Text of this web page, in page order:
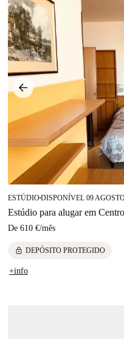
ESTÚDIO■DISPONÍVEL 09
Estúdio para alugar em
De 610 €/mês
lock DEPÓSITO PROTEGIDO
+info